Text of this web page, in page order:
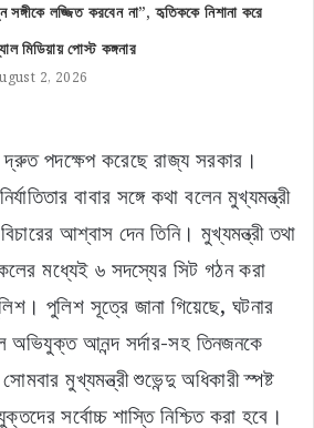
সঙ্গীকে লজ্জিত করবেন না”, হৃতিককে নিশানা করে
মিডিয়ায় পোস্ট কঙ্গনার
2, 2026
পদক্ষেপ করেছে রাজ্য সরকার।
বাবার সঙ্গে কথা বলেন মুখ্যমন্ত্রী
আশ্বাস দেন তিনি। মুখ্যমন্ত্রী তথা
মধ্যেই ৬ সদস্যের সিট গঠন করা
পুলিশ সূত্রে জানা গিয়েছে, ঘটনার
অভিযুক্ত আনন্দ সর্দার-সহ তিনজনকে
মুখ্যমন্ত্রী শুভেন্দু অধিকারী স্পষ্ট
সর্বোচ্চ শাস্তি নিশ্চিত করা হবে।